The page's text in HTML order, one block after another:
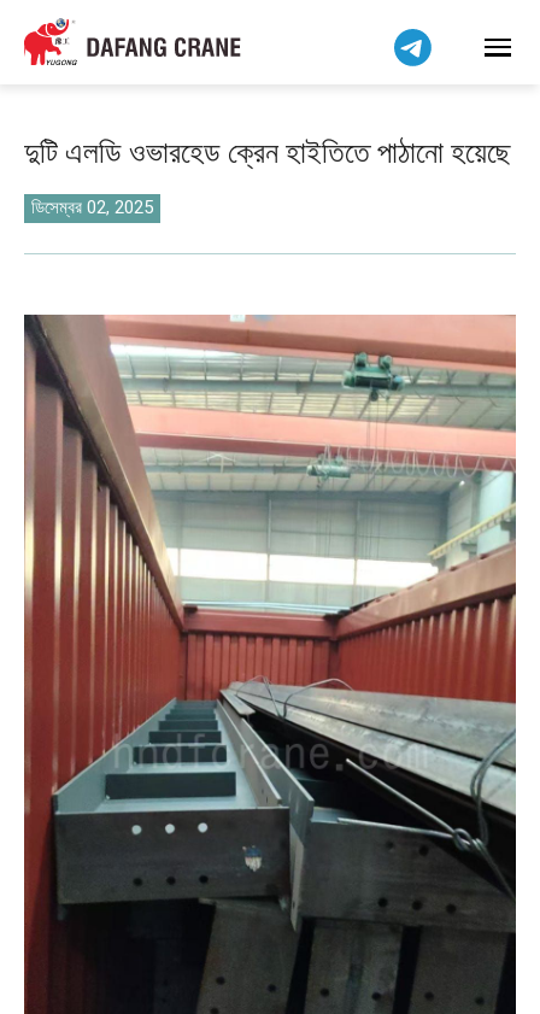
দুটি এলডি ওভারহেড ক্রেন হাইতিতে পাঠানো হয়েছে
ডিসেম্বর 02, 2025
हिन्दी
Bahasa Indonesia
简体中文
فارسی
Українська
Čeština
Беларуская мова
Kiswahili
Norsk
O‘zbekcha